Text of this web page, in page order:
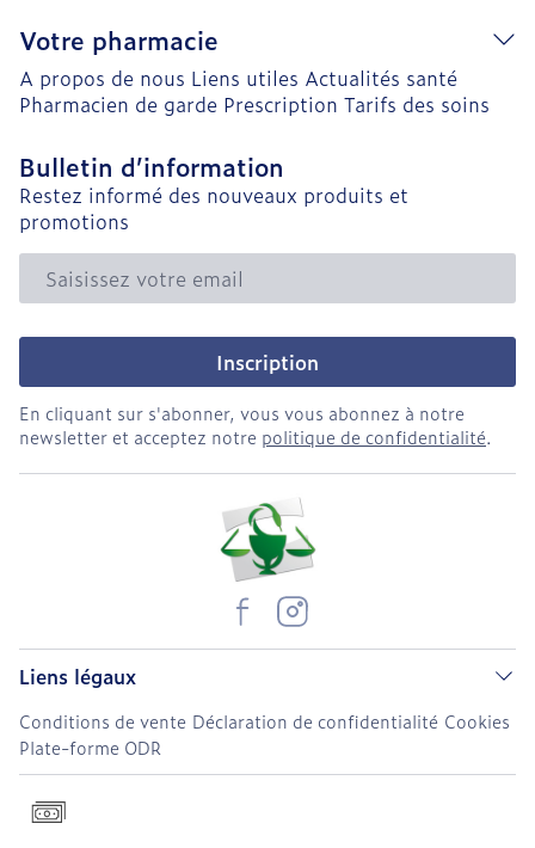
Votre pharmacie
A propos de nous Liens utiles Actualités santé
Pharmacien de garde Prescription Tarifs des soins
Bulletin d’information
Restez informé des nouveaux produits et
promotions
Adresse mail
Inscription
En cliquant sur s'abonner, vous vous abonnez à notre
newsletter et acceptez notre politique de confidentialité.
Liens légaux
Conditions de vente Déclaration de confidentialité Cookies
Plate-forme ODR